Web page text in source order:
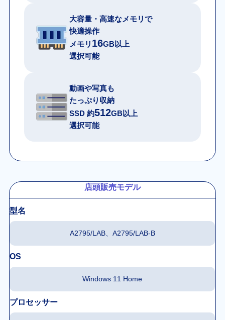
大容量・高速なメモリで
快適操作
メモリ 16GB以上
選択可能
動画や写真も
たっぷり収納
SSD 約512GB以上
選択可能
店頭販売モデル
型名
A2795/LAB、A2795/LAB-B
OS
Windows 11 Home
プロセッサー